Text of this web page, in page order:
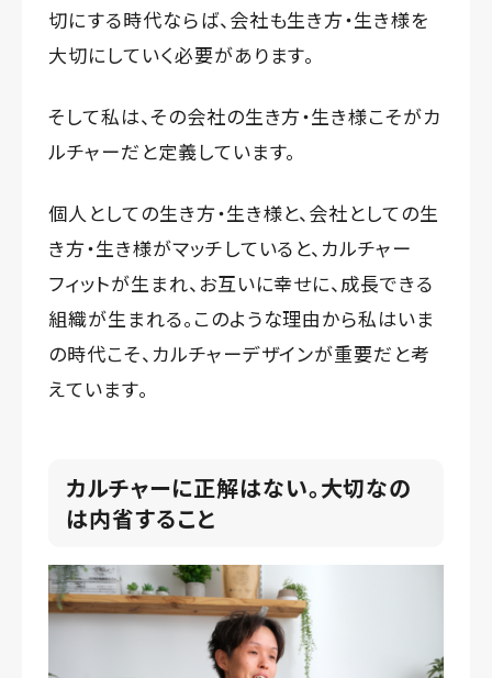
切にする時代ならば、会社も生き方・生き様を
大切にしていく必要があります。
そして私は、その会社の生き方・生き様こそがカ
ルチャーだと定義しています。
個人としての生き方・生き様と、会社としての生
き方・生き様がマッチしていると、カルチャー
フィットが生まれ、お互いに幸せに、成長できる
組織が生まれる。このような理由から私はいま
の時代こそ、カルチャーデザインが重要だと考
えています。
カルチャーに正解はない。大切なの
は内省すること